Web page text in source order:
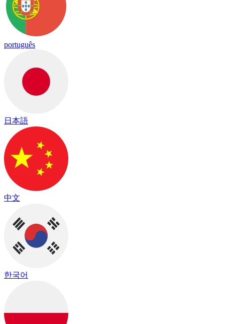
português
日本語
中文
한국어